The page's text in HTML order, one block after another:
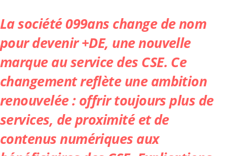
La société 099ans change de nom
pour devenir+DE, une nouvelle
marque au service des CSE. Ce
changement reflète une ambition
renouvelée : offrir toujours plus de
services, de proximité et de
contenus numériques aux